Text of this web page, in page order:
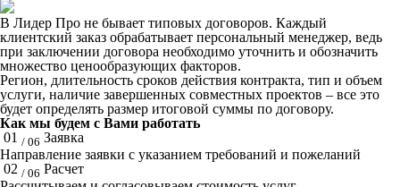
В Лидер Про не бывает типовых договоров. Каждый
клиентский заказ обрабатывает персональный менеджер, ведь
при заключении договора необходимо уточнить и обозначить
множество ценообразующих факторов.
Регион, длительность сроков действия контракта, тип и объем
услуги, наличие завершенных совместных проектов – все это
будет определять размер итоговой суммы по договору.
Как мы будем с Вами работать
01 / 06 Заявка
Направление заявки с указанием требований и пожеланий
02 / 06 Расчет